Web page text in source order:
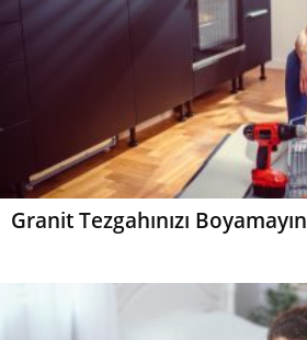
Granit Tezgahınızı Boyamayın